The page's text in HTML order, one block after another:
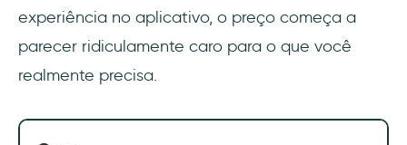
experiência no aplicativo, o preço começa a
parecer ridiculamente caro para o que você
realmente precisa.